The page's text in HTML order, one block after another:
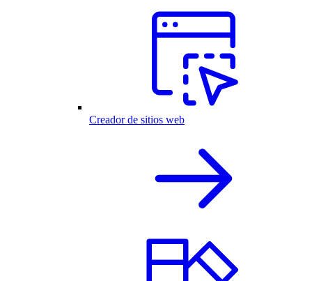
Creador de sitios web